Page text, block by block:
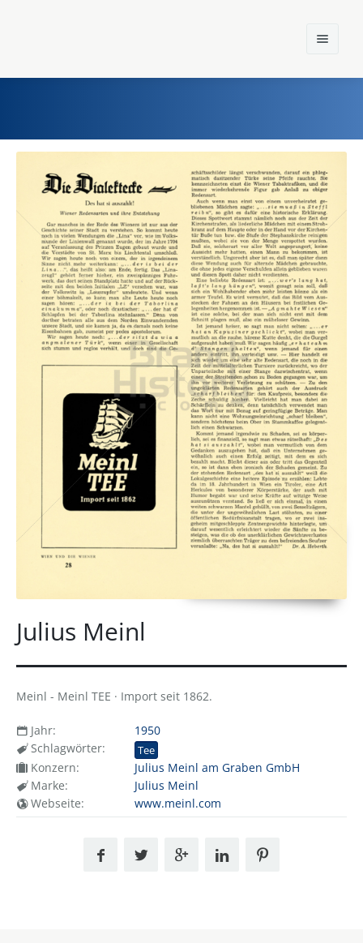
Home
Einst und Heute
Marken
Konzerne
Epoche
Julius Meinl
Meinl - Meinl TEE · Import seit 1862.
Jahr:
1950
Schlagwörter:
Tee
Konzern:
Julius Meinl am Graben GmbH
Marke:
Julius Meinl
Webseite:
www.meinl.com